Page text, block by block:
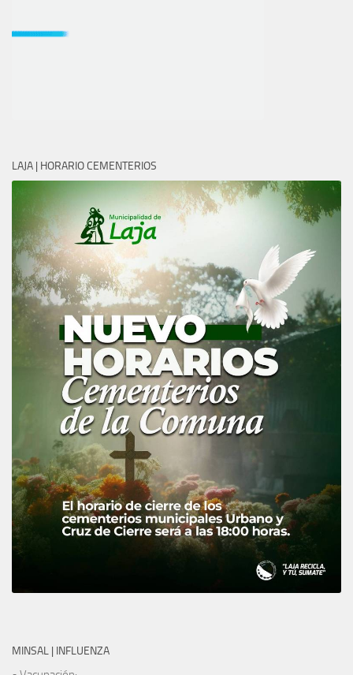
LAJA | HORARIO CEMENTERIOS
MINSAL | INFLUENZA